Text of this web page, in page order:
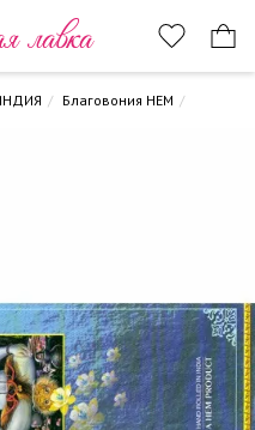
лавка
Благовония HEM